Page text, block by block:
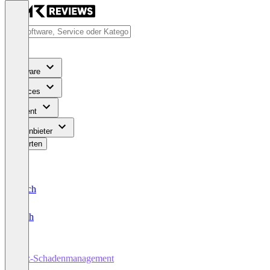
Software
Services
Content
Für Anbieter
Bewerten
Deutsch
English
Kfz-Schadenmanagement